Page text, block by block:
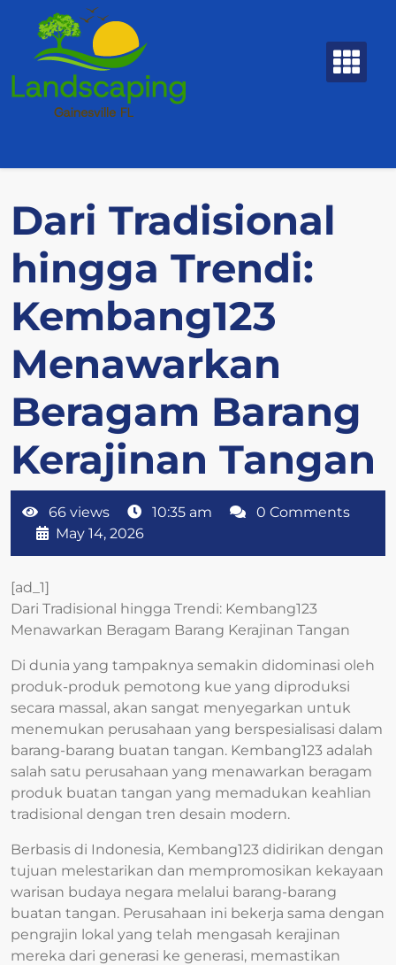
content
Dari Tradisional
hingga Trendi:
Kembang123
Menawarkan
Beragam Barang
Kerajinan Tangan
66 views 10:35 am
0 Comments
May 14, 2026
[ad_1]
Dari Tradisional hingga Trendi: Kembang123
Menawarkan Beragam Barang Kerajinan Tangan
Di dunia yang tampaknya semakin didominasi oleh
produk-produk pemotong kue yang diproduksi
secara massal, akan sangat menyegarkan untuk
menemukan perusahaan yang berspesialisasi dalam
barang-barang buatan tangan. Kembang123 adalah
salah satu perusahaan yang menawarkan beragam
produk buatan tangan yang memadukan keahlian
tradisional dengan tren desain modern.
Berbasis di Indonesia, Kembang123 didirikan dengan
tujuan melestarikan dan mempromosikan kekayaan
warisan budaya negara melalui barang-barang
buatan tangan. Perusahaan ini bekerja sama dengan
pengrajin lokal yang telah mengasah kerajinan
mereka dari generasi ke generasi, memastikan